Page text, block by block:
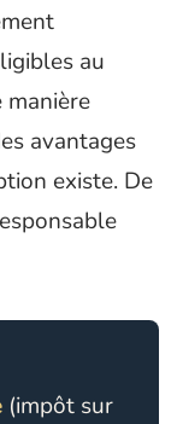
au
manière
avantages
existe. De
(impôt sur